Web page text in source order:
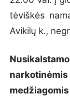
tėviškės
Avikilų k.,
medžiagomis